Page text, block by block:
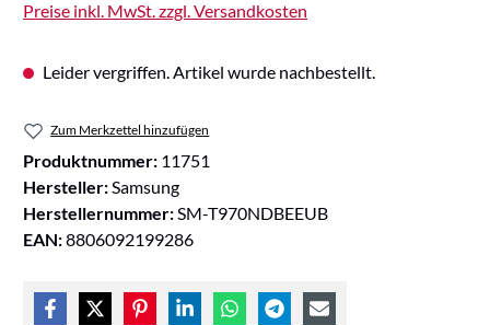
Preise inkl. MwSt. zzgl. Versandkosten
Leider vergriffen. Artikel wurde nachbestellt.
Zum Merkzettel hinzufügen
Produktnummer: 11751
Hersteller:Samsung
Herstellernummer:SM-T970NDBEEUB
EAN:8806092199286